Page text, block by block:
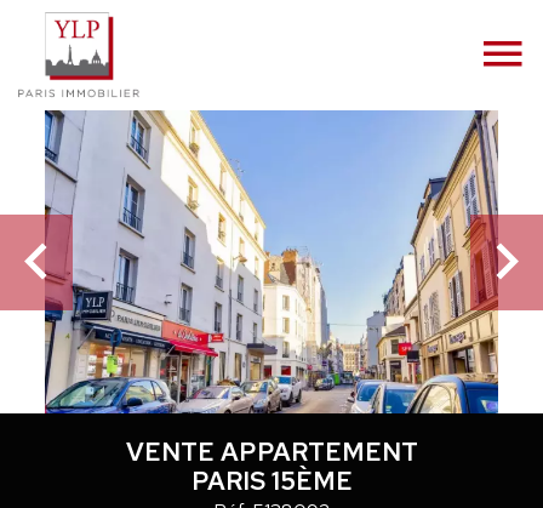
VENTE APPARTEMENT
PARIS 15ÈME